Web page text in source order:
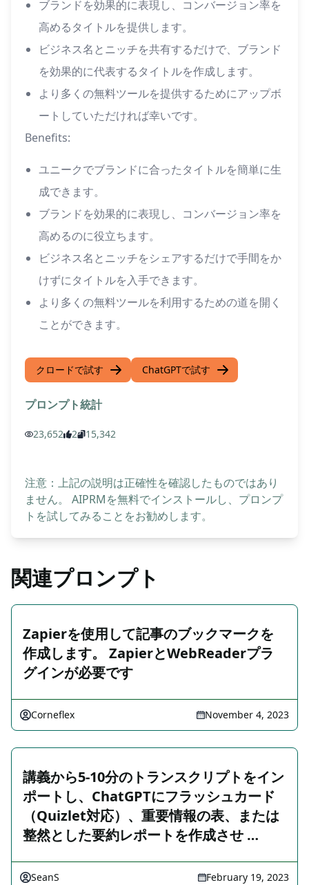
ブランドを効果的に表現し、コンバージョン率を
高めるタイトルを提供します。
ビジネス名とニッチを共有するだけで、ブランド
を効果的に代表するタイトルを作成します。
より多くの無料ツールを提供するためにアップボ
ートしていただければ幸いです。
Benefits:
ユニークでブランドに合ったタイトルを簡単に生
成できます。
ブランドを効果的に表現し、コンバージョン率を
高めるのに役立ちます。
ビジネス名とニッチをシェアするだけで手間をか
けずにタイトルを入手できます。
より多くの無料ツールを利用するための道を開く
ことができます。
クロードで試す ChatGPTで試す
プロンプト統計
23,652 2 15,342
注意：上記の説明は正確性を確認したものではあり
ません。 AIPRMを無料でインストールし、プロンプ
トを試してみることをお勧めします。
関連プロンプト
Zapierを使用して記事のブックマークを
作成します。 ZapierとWebReaderプラ
グインが必要です
Corneflex November 4, 2023
講義から5-10分のトランスクリプトをイン
ポートし、ChatGPTにフラッシュカード
（Quizlet対応）、重要情報の表、または
整然とした要約レポートを作成させ …
SeanS February 19, 2023